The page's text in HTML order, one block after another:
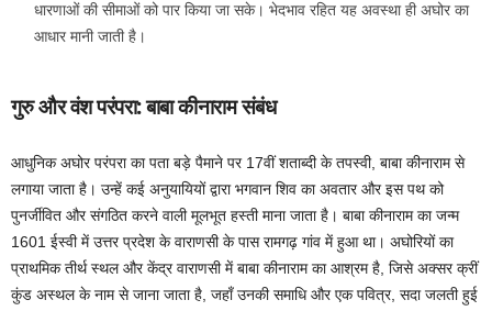
धारणाओं की सीमाओं को पार किया जा सके। भेदभाव रहित यह अवस्था ही अघोर का
आधार मानी जाती है।
गुरु और वंश परंपरा: बाबा कीनाराम संबंध
आधुनिक अघोर परंपरा का पता बड़े पैमाने पर 17वीं शताब्दी के तपस्वी, बाबा कीनाराम से
लगाया जाता है। उन्हें कई अनुयायियों द्वारा भगवान शिव का अवतार और इस पथ को
पुनर्जीवित और संगठित करने वाली मूलभूत हस्ती माना जाता है। बाबा कीनाराम का जन्म
1601 ईस्वी में उत्तर प्रदेश के वाराणसी के पास रामगढ़ गांव में हुआ था। अघोरियों का
प्राथमिक तीर्थ स्थल और केंद्र वाराणसी में बाबा कीनाराम का आश्रम है, जिसे अक्सर क्रीं
कुंड अस्थल के नाम से जाना जाता है, जहाँ उनकी समाधि और एक पवित्र, सदा जलती हुई